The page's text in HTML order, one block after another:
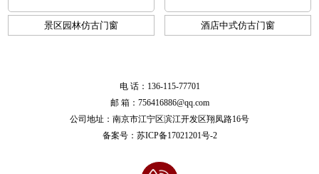
景区园林仿古门窗 酒店中式仿古门窗
电 话：136-115-77701
邮 箱：756416886@qq.com
公司地址：南京市江宁区滨江开发区翔凤路16号
备案号： 苏ICP备17021201号-2